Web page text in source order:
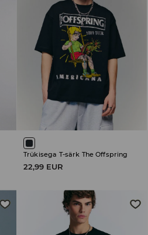
Trükisega T-särk The Offspring
22,99 EUR